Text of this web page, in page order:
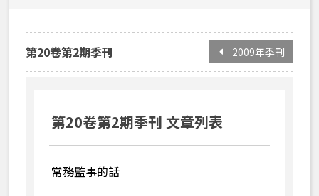
2007年季刊
70週年慶季刊
第20卷第2期季刊 2009年季刊
第20卷第2期季刊 文章列表
常務監事的話